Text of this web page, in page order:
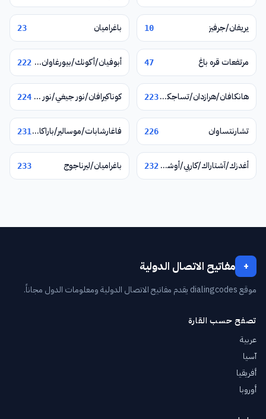
يريفان/جرفيز 10 باغراميان 23
مرتفعات قره باغ 47 أبوفيان/أكونك/بيورغاوان/نور غيوغ/فيرين بتغني 222
هانكافان/هرازدان/تساجكادزور223 كوناكيرافان/نور جيغي/نور هاتشن/يغوارد 224
تشارنتساوان 226 فاغارشابات/موسالير/باراكار/زفارتنوتس 231
أغدزك/آشتاراك/كاربي/أوشاكان 232 باغراميان/ليرناجوج 233
+ مفاتيح الاتصال الدولية
موقع dialingcodes يقدم مفاتيح الاتصال الدولية ومعلومات الدول مجاناً.
تصفح حسب القارة
عربية
آسيا
أفريقيا
أوروبا